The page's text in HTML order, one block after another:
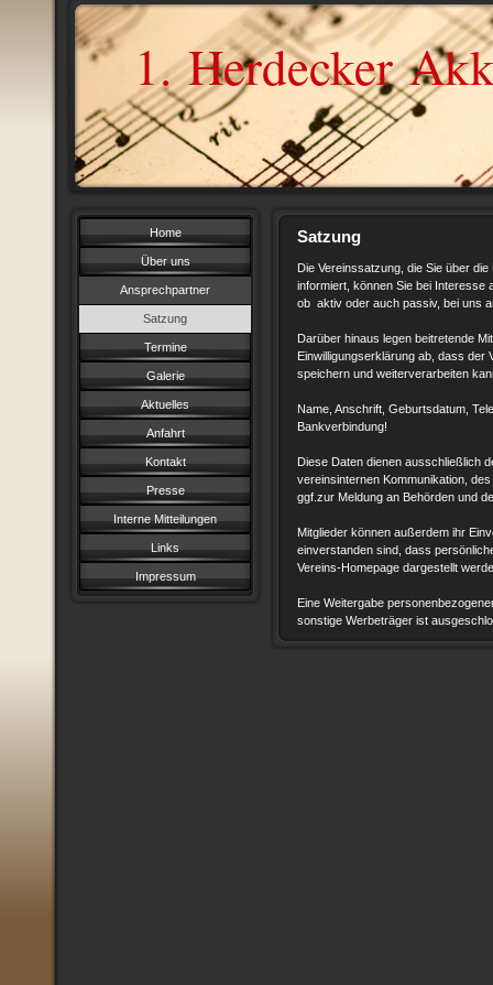
1. Herdecker
Home
Über uns
Ansprechpartner
Satzung
Termine
Galerie
Aktuelles
Anfahrt
Kontakt
Presse
Interne Mitteilungen
Links
Impressum
Satzung
Die Vereinssatzung, die Sie über
informiert, können Sie bei Interesse
ob aktiv oder auch passiv, bei uns
Darüber hinaus legen beitretende
Einwilligungserklärung ab, dass der
speichern und weiterverarbeiten
Name, Anschrift, Geburtsdatum,
Bankverbindung!
Diese Daten dienen ausschließlich
vereinsinternen Kommunikation,
ggf.zur Meldung an Behörden und
Mitglieder können außerdem ihr
einverstanden sind, dass
Vereins-Homepage dargestellt
Eine Weitergabe
sonstige Werbeträger ist